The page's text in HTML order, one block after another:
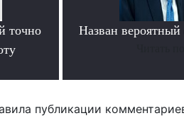
точно
Назван
публикации